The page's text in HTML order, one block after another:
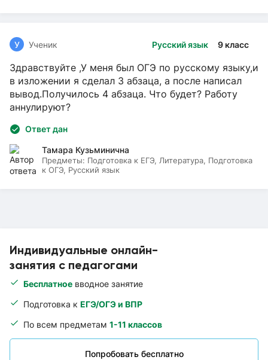
Индивидуальные онлайн-
занятия с педагогами
Бесплатное вводное занятие
Подготовка к ЕГЭ/ОГЭ и ВПР
По всем предметам 1-11 классов
Попробовать бесплатно
Русский язык 9 класс
У Ученик
Здравствуйте ,У меня был ОГЭ по русскому языку,и
в изложении я сделал 3 абзаца, а после написал
вывод.Получилось 4 абзаца. Что будет? Работу
аннулируют?
Ответ дан
Тамара Кузьминична
Предметы: Подготовка к ЕГЭ, Литература, Подготовка
к ОГЭ, Русский язык